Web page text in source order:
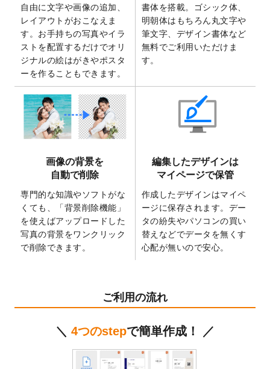
2025/6/30
暑中見舞いのデザインテンプレートを追加
しました。
2025/6/27
キャンバスプリントのデザインテンプレー
トを追加いたしました。
2025/6/24
2026年版1月始まりのカレンダーデザイン
テンプレートを公開いたしました。
2025/6/9
「背景削除機能
」を実装しました。
2025/4/3
DMのデザインテンプレートを追加しまし
た。
を追加しました。
マスキングテープのデザインテンプレート
を追加しました。
2025/1/15
配置できるデータ形式が増えました。
（pdf、psd、eps、tifに対応）
2024/12/24
2025年版4月始まりのカレンダーデザイン
箔押し年賀状のデザインテンプレート
ステッカーのデザインテンプレート
しました。
2025年巳年の年賀状デザインテンプレート
自由に文字や画像の追加、
レイアウトがおこなえま
す。お手持ちの写真やイラ
ストを配置するだけでオリ
ジナルの絵はがきやポスタ
ーを作ることもできます。
書体を搭載。ゴシック体、
明朝体はもちろん丸文字や
筆文字、デザイン書体など
無料でご利用いただけま
す。
画像の背景を
自動で削除
専門的な知識やソフトがな
くても、「背景削除機能」
を使えばアップロードした
写真の背景をワンクリック
で削除できます。
編集したデザインは
マイページで保管
作成したデザインはマイペ
ージに保存されます。デー
タの紛失やパソコンの買い
替えなどでデータを無くす
心配が無いので安心。
ご利用の流れ
＼ 4つのstepで簡単作成！ ／